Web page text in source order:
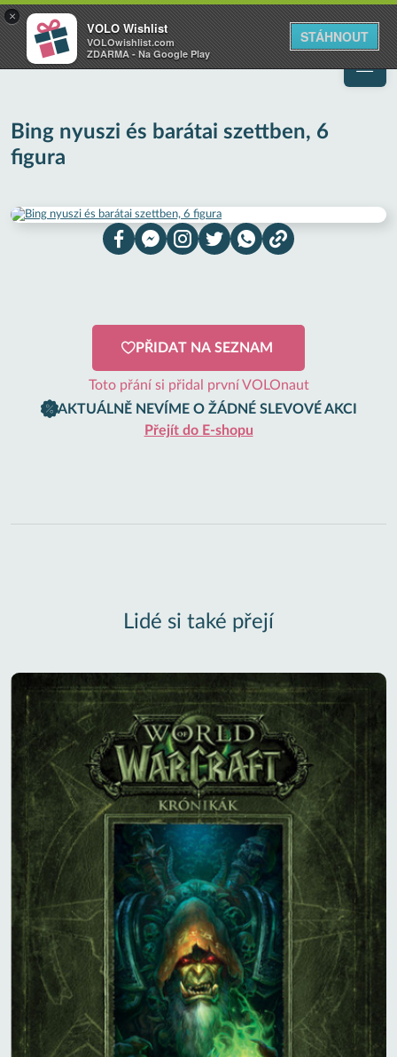
VOLO
Váš online wishlist
×
VOLO Wishlist
VOLOwishlist.com
ZDARMA - Na Google Play
STÁHNOUT
Bing nyuszi és barátai szettben, 6
figura
PŘIDAT NA SEZNAM
Toto přání si přidal první VOLOnaut
AKTUÁLNĚ NEVÍME O ŽÁDNÉ SLEVOVÉ AKCI
Přejít do E-shopu
Lidé si také přejí